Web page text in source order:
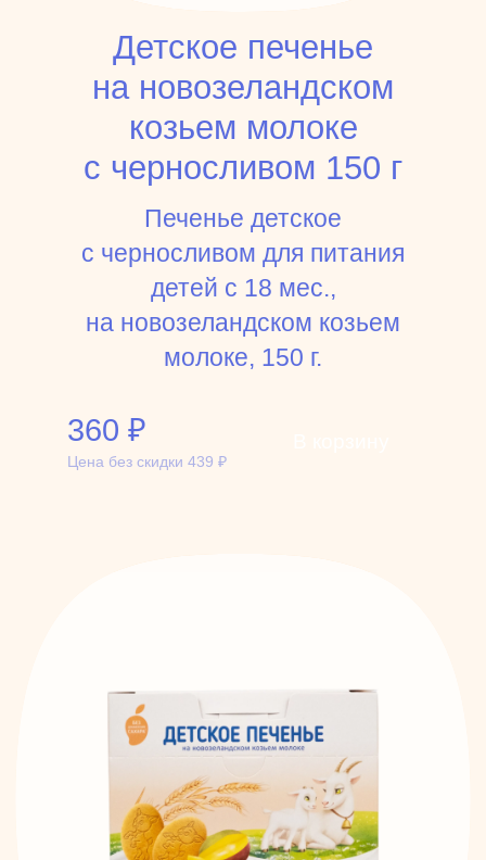
Детское печенье
на новозеландском
козьем молоке
с черносливом 150 г
Печенье детское
с черносливом для питания
детей с 18 мес.,
на новозеландском козьем
молоке, 150 г.
360 ₽
Цена без скидки439 ₽